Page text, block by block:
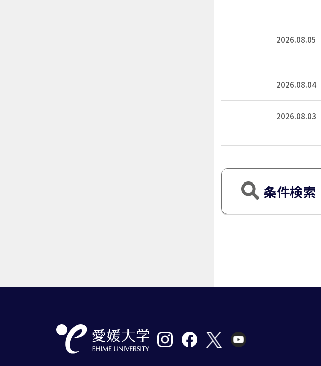
2026.08.05
2026.08.04
2026.08.03
条件検索